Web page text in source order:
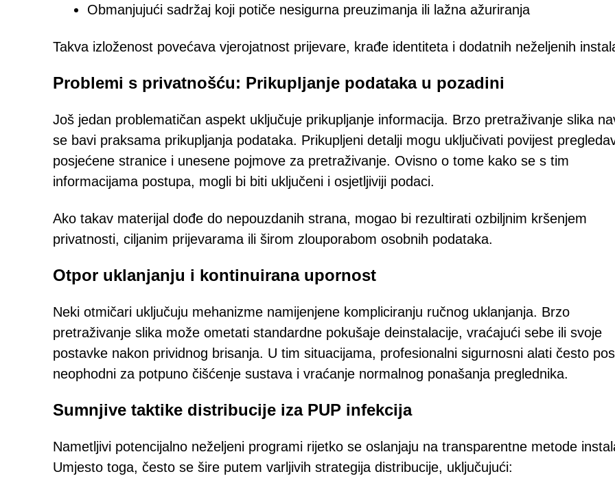
Obmanjujući sadržaj koji potiče nesigurna preuzimanja ili lažna ažuriranja
Takva izloženost povećava vjerojatnost prijevare, krađe identiteta i dodatnih neželjenih
Problemi s privatnošću: Prikupljanje podataka u pozadini
Još jedan problematičan aspekt uključuje prikupljanje informacija. Brzo pretraživanje slika
se bavi praksama prikupljanja podataka. Prikupljeni detalji mogu uključivati povijest
posjećene stranice i unesene pojmove za pretraživanje. Ovisno o tome kako se s tim
informacijama postupa, mogli bi biti uključeni i osjetljiviji podaci.
Ako takav materijal dođe do nepouzdanih strana, mogao bi rezultirati ozbiljnim kršenjem
privatnosti, ciljanim prijevarama ili širom zlouporabom osobnih podataka.
Otpor uklanjanju i kontinuirana upornost
Neki otmičari uključuju mehanizme namijenjene kompliciranju ručnog uklanjanja. Brzo
pretraživanje slika može ometati standardne pokušaje deinstalacije, vraćajući sebe ili svoje
postavke nakon prividnog brisanja. U tim situacijama, profesionalni sigurnosni alati često
neophodni za potpuno čišćenje sustava i vraćanje normalnog ponašanja preglednika.
Sumnjive taktike distribucije iza PUP infekcija
Nametljivi potencijalno neželjeni programi rijetko se oslanjaju na transparentne metode
Umjesto toga, često se šire putem varljivih strategija distribucije, uključujući: